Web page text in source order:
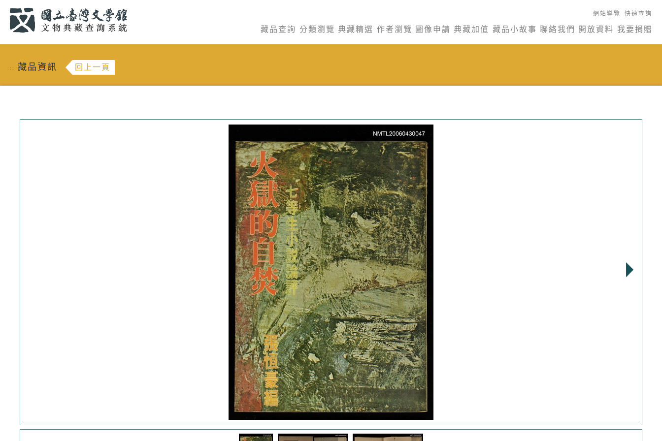
網站導覽 快速查詢
藏品查詢 分類瀏覽 典藏精選 作者瀏覽 圖像申請 典藏加值 藏品小故事 聯絡我們 開放資料 我要捐贈
::: 藏品資訊 回上一頁